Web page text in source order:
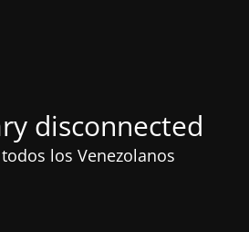
disconnected
los Venezolanos